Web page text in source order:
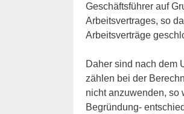
Geschäftsführer auf
Arbeitsvertrages, so
Arbeitsverträge
Daher sind nach dem
zählen bei der
nicht anzuwenden, so
Begründung-